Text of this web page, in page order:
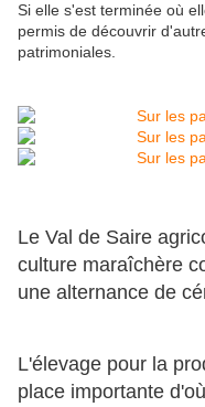
Si elle s'est terminée où
permis de découvrir
patrimoniales.
Le Val de Saire
culture maraîchère
une alternance de
L'élevage pour la
place importante